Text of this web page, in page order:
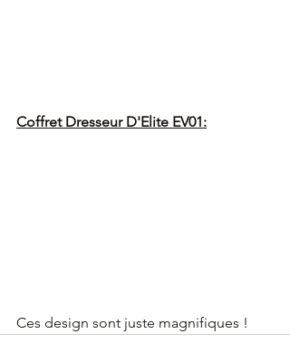
Coffret Dresseur D'Elite EV01:
Ces design sont juste magnifiques !